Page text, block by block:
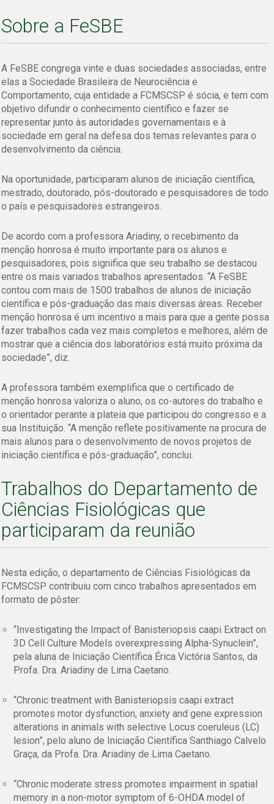
Sobre a FeSBE
A FeSBE congrega vinte e duas sociedades associadas, entre
elas a Sociedade Brasileira de Neurociência e
Comportamento, cuja entidade a FCMSCSP é sócia, e tem com
objetivo difundir o conhecimento científico e fazer se
representar junto às autoridades governamentais e à
sociedade em geral na defesa dos temas relevantes para o
desenvolvimento da ciência.
Na oportunidade, participaram alunos de iniciação científica,
mestrado, doutorado, pós-doutorado e pesquisadores de todo
o país e pesquisadores estrangeiros.
De acordo com a professora Ariadiny, o recebimento da
menção honrosa é muito importante para os alunos e
pesquisadores, pois significa que seu trabalho se destacou
entre os mais variados trabalhos apresentados. “A FeSBE
contou com mais de 1500 trabalhos de alunos de iniciação
científica e pós-graduação das mais diversas áreas. Receber
menção honrosa é um incentivo a mais para que a gente possa
fazer trabalhos cada vez mais completos e melhores, além de
mostrar que a ciência dos laboratórios está muito próxima da
sociedade”, diz.
A professora também exemplifica que o certificado de
menção honrosa valoriza o aluno, os co-autores do trabalho e
o orientador perante a plateia que participou do congresso e a
sua Instituição. “A menção reflete positivamente na procura de
mais alunos para o desenvolvimento de novos projetos de
iniciação científica e pós-graduação”, conclui.
Trabalhos do Departamento de
Ciências Fisiológicas que
participaram da reunião
Nesta edição, o departamento de Ciências Fisiológicas da
FCMSCSP contribuiu com cinco trabalhos apresentados em
formato de pôster:
“Investigating the Impact of Banisteriopsis caapi Extract on
3D Cell Culture Models overexpressing Alpha-Synuclein”,
pela aluna de Iniciação Científica Érica Victória Santos, da
Profa. Dra. Ariadiny de Lima Caetano.
“Chronic treatment with Banisteriopsis caapi extract
promotes motor dysfunction, anxiety and gene expression
alterations in animals with selective Locus coeruleus (LC)
lesion”, pelo aluno de Iniciação Científica Santhiago Calvelo
Graça, da Profa. Dra. Ariadiny de Lima Caetano.
“Chronic moderate stress promotes impairment in spatial
memory in a non-motor symptom of 6-OHDA model of